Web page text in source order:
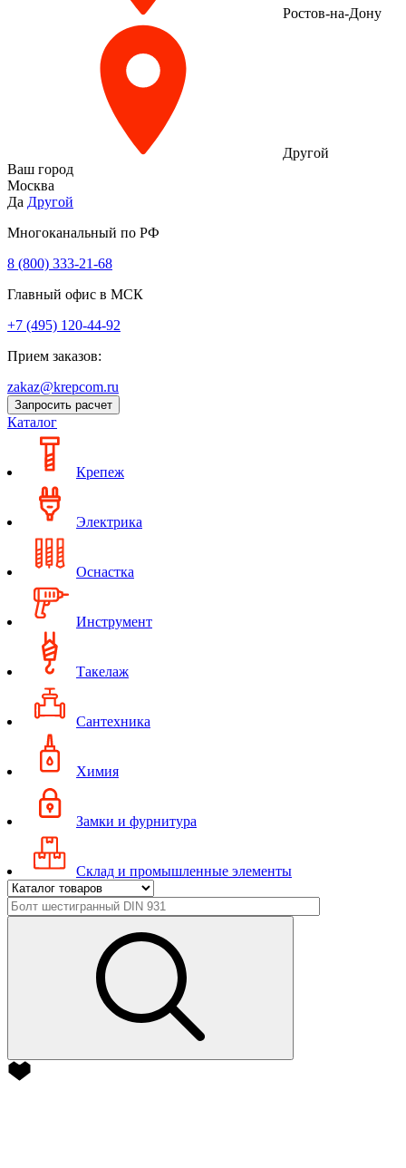
Ростов-на-Дону
Другой
Ваш город
Москва
Да Другой
Многоканальный по РФ
8 (800) 333‑21-68
Главный офис в МСК
+7 (495) 120-44-92
Прием заказов:
zakaz@krepcom.ru
Запросить расчет
Каталог
Крепеж
Электрика
Оснастка
Инструмент
Такелаж
Сантехника
Химия
Замки и фурнитура
Склад и промышленные элементы